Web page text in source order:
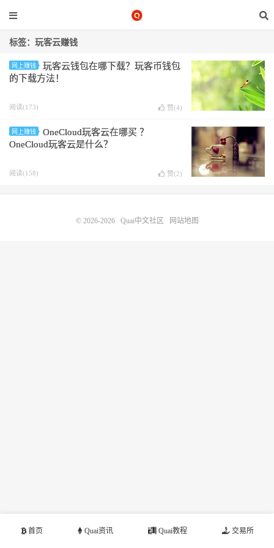
标签：玩客云赚钱
网上赚钱
玩客云钱包在哪下载？玩客币钱包
的下载方法！
阅读(173) 赞(4)
网上赚钱
OneCloud玩客云在哪买 ？
OneCloud玩客云是什么？
阅读(158) 赞(2)
首页 Quai资讯 Quai教程 交易所
© 2026-2026 Quai中文社区 网站地图